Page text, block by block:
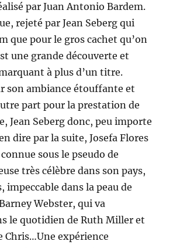
par Juan Antonio Bardem.
rejeté par Jean Seberg qui
que pour le gros cachet qu’on
une grande découverte et
à plus d’un titre.
son ambiance étouffante et
part pour la prestation de
Jean Seberg donc, peu importe
dire par la suite, Josefa Flores
sous le pseudo de
très célèbre dans son pays,
impeccable dans la peau de
Webster, qui va
le quotidien de Ruth Miller et
Chris…Une expérience